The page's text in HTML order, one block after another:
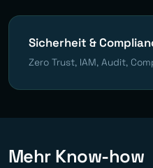
Sicherheit &
Zero Trust, IAM, Audit,
Mehr Know-how